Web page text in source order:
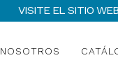
NOSOTROS
VISITE EL SITIO